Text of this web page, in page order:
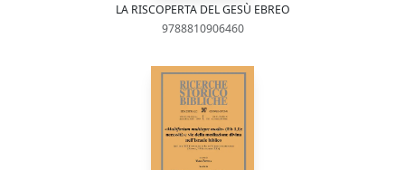
LA RISCOPERTA DEL GESÙ EBREO
9788810906460